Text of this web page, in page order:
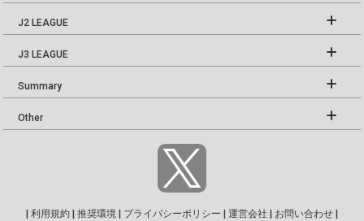
J2 LEAGUE
J3 LEAGUE
Summary
Other
利用規約 推奨環境 プライバシーポリシー 運営会社 お問い合わせ